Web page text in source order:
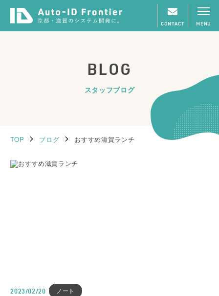
CONTACT MENU
BLOG
スタッフブログ
TOP ブログ おすすめ滋賀ランチ
2023/02/20 ノート